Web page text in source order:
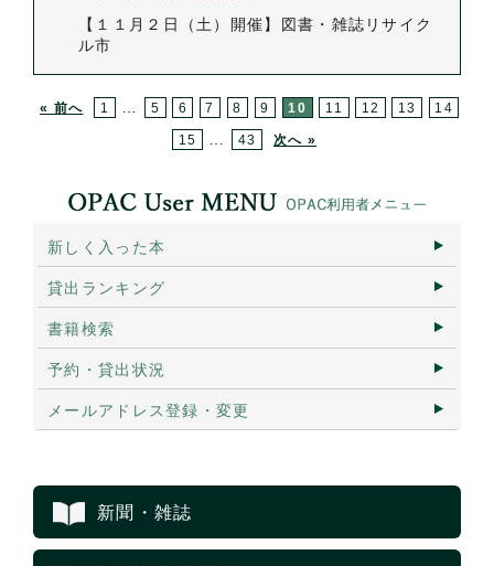
【１１月２日（土）開催】図書・雑誌リサイク
ル市
« 前へ 1 5 6 7 8 9 10 11 12 13 14
15 43 次へ »
新しく入った本
貸出ランキング
書籍検索
予約・貸出状況
メールアドレス登録・変更
新聞・雑誌